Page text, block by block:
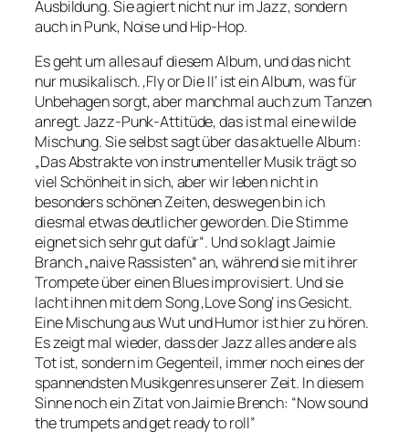
Ausbildung. Sie agiert nicht nur im Jazz, sondern
auch in Punk, Noise und Hip-Hop.
Es geht um alles auf diesem Album, und das nicht
nur musikalisch. ‚Fly or Die II‘ ist ein Album, was für
Unbehagen sorgt, aber manchmal auch zum Tanzen
anregt. Jazz-Punk-Attitüde, das ist mal eine wilde
Mischung. Sie selbst sagt über das aktuelle Album:
„Das Abstrakte von instrumenteller Musik trägt so
viel Schönheit in sich, aber wir leben nicht in
besonders schönen Zeiten, deswegen bin ich
diesmal etwas deutlicher geworden. Die Stimme
eignet sich sehr gut dafür“. Und so klagt Jaimie
Branch „naive Rassisten“ an, während sie mit ihrer
Trompete über einen Blues improvisiert. Und sie
lacht ihnen mit dem Song ‚Love Song‘ ins Gesicht.
Eine Mischung aus Wut und Humor ist hier zu hören.
Es zeigt mal wieder, dass der Jazz alles andere als
Tot ist, sondern im Gegenteil, immer noch eines der
spannendsten Musikgenres unserer Zeit. In diesem
Sinne noch ein Zitat von Jaimie Brench: “Now sound
the trumpets and get ready to roll”